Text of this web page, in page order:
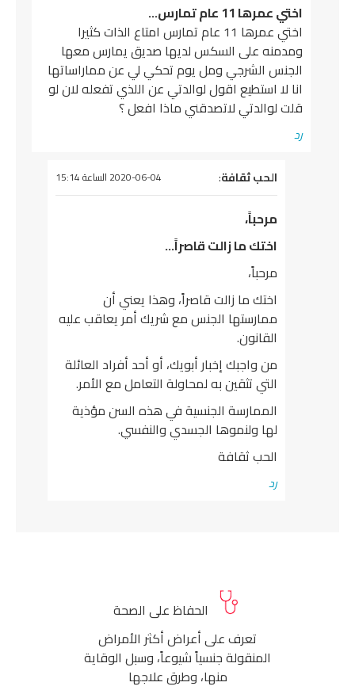
اختي عمرها 11 عام تمارس…
اختي عمرها 11 عام تمارس امتاع الذات كثيرا
ومدمنه على السكس لديها صديق يمارس معها
الجنس الشرجي ومل يوم تحكي لي عن مماراساتها
انا لا استطيع اقول لوالدتي عن اللذي تفعله لان لو
قلت لوالدتي لاتصدقني ماذا افعل ؟
رد
يقول
الحب ثقافة: 2020-06-04 الساعة 15:14
مرحباً،
اختك ما زالت قاصراً…
مرحباً،
اختك ما زالت قاصراً، وهذا يعني أن
ممارستها الجنس مع شريك أمر يعاقب عليه
القانون.
من واجبك إخبار أبويك، أو أحد أفراد العائلة
التي تثقين به لمحاولة التعامل مع الأمر.
الممارسة الجنسية في هذه السن مؤذية
لها ولنموها الجسدي والنفسي.
الحب ثقافة
رد
الحفاظ على الصحة
تعرف على أعراض أكثر الأمراض
المنقولة جنسياً شيوعاً، وسبل الوقاية
منها، وطرق علاجها